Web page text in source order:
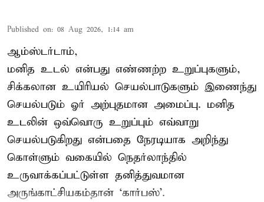
Published on: 08 Aug 2026, 1:14 am
ஆம்ஸ்டர்டாம்,
மனித உடல் என்பது எண்ணற்ற உறுப்புகளும்,
சிக்கலான உயிரியல் செயல்பாடுகளும் இணைந்து
செயல்படும் ஓர் அற்புதமான அமைப்பு. மனித
உடலின் ஒவ்வொரு உறுப்பும் எவ்வாறு
செயல்படுகிறது என்பதை நேரடியாக அறிந்து
கொள்ளும் வகையில் நெதர்லாந்தில்
உருவாக்கப்பட்டுள்ள தனித்துவமான
அருங்காட்சியகம்தான் ‘கார்பஸ்’.